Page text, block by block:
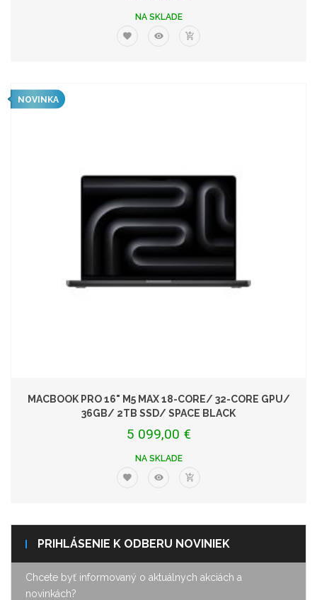
NA SKLADE
NOVINKA
MACBOOK PRO 16" M5 MAX 18-CORE/ 32-CORE GPU/
36GB/ 2TB SSD/ SPACE BLACK
5 099,00 €
NA SKLADE
PRIHLÁSENIE K ODBERU NOVINIEK
Chcete byť informovaný o aktuálnych akciách a
novinkách?